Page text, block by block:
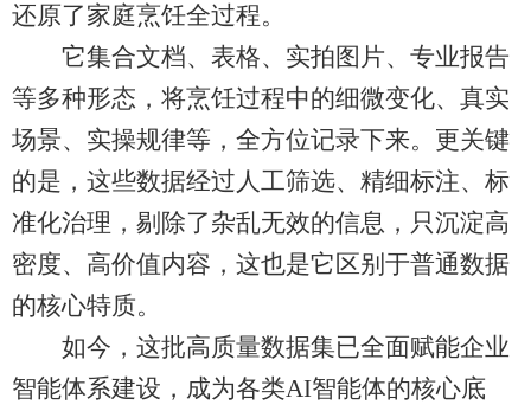
还原了家庭烹饪全过程。
它集合文档、表格、实拍图片、专业报告
等多种形态，将烹饪过程中的细微变化、真实
场景、实操规律等，全方位记录下来。更关键
的是，这些数据经过人工筛选、精细标注、标
准化治理，剔除了杂乱无效的信息，只沉淀高
密度、高价值内容，这也是它区别于普通数据
的核心特质。
如今，这批高质量数据集已全面赋能企业
智能体系建设，成为各类AI智能体的核心底